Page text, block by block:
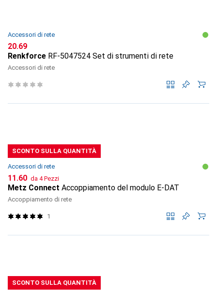
Accessori di rete
CHF
20.69
Renkforce RF-5047524 Set di strumenti di rete
Accessori di rete
SCONTO SULLA QUANTITÀ
Accessori di rete
CHF
11.60 da 4 Pezzi
Metz Connect Accoppiamento del modulo E-DAT
Accoppiamento di rete
1
SCONTO SULLA QUANTITÀ